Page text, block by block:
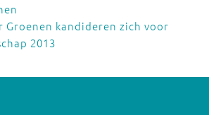
Groenen kandideren zich voor
2013